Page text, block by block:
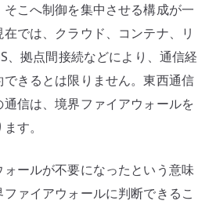
こへ制御を集中させる構成が一
では、クラウド、コンテナ、リ
、拠点間接続などにより、通信経
きるとは限りません。東西通信
信は、境界ファイアウォールを
す。
ールが不要になったという意味
ァイアウォールに判断できるこ